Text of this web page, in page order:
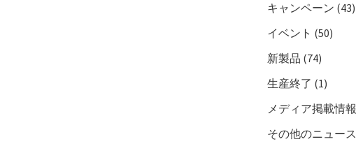
キャンペーン (43)
イベント (50)
新製品 (74)
生産終了 (1)
メディア掲載情報
その他のニュース